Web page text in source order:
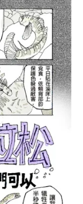
研議決定自
日起，太麻里
月是全流域禁漁
的及其他必要
，才得以採
鯊，違反公告
以3萬元以上15
成會隨時重新